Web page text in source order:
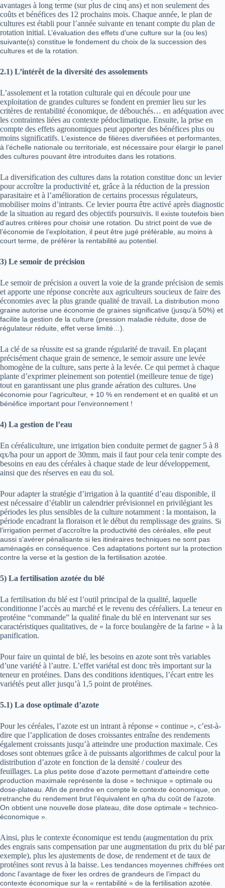
avantages à long terme (sur plus de cinq ans) et non seulement des
coûts et bénéfices des 12 prochains mois. Chaque année, le plan de
cultures est établi pour l’année suivante en tenant compte du plan de
rotation initial. L’évaluation des effets d’une culture sur la (ou les)
suivante(s) constitue le fondement du choix de la succession des
cultures et de la rotation.
2.1) L’intérêt de la diversité des assolements
L’assolement et la rotation culturale qui en découle pour une
exploitation de grandes cultures se fondent en premier lieu sur les
critères de rentabilité économique, de débouchés… en adéquation avec
les contraintes liées au contexte pédoclimatique. Ensuite, la prise en
compte des effets agronomiques peut apporter des bénéfices plus ou
moins significatifs. L’existence de filières diversifiées et performantes,
à l’échelle nationale ou territoriale, est nécessaire pour élargir le panel
des cultures pouvant être introduites dans les rotations.
La diversification des cultures dans la rotation constitue donc un levier
pour accroître la productivité et, grâce à la réduction de la pression
parasitaire et à l’amélioration de certains processus régulateurs,
mobiliser moins d’intrants. Ce levier pourra être activé après diagnostic
de la situation au regard des objectifs poursuivis. Il existe toutefois bien
d’autres critères pour choisir une rotation. Du strict point de vue de
l’économie de l’exploitation, il peut être jugé préférable, au moins à
court terme, de préférer la rentabilité au potentiel.
3) Le semoir de précision
Le semoir de précision a ouvert la voie de la grande précision de semis
et apporte une réponse concrète aux agriculteurs soucieux de faire des
économies avec la plus grande qualité de travail. La distribution mono
graine autorise une économie de graines significative (jusqu’à 50%) et
facilite la gestion de la culture (pression maladie réduite, dose de
régulateur réduite, effet verse limité…).
La clé de sa réussite est sa grande régularité de travail. En plaçant
précisément chaque grain de semence, le semoir assure une levée
homogène de la culture, sans perte à la levée. Ce qui permet à chaque
plante d’exprimer pleinement son potentiel (meilleure tenue de tige)
tout en garantissant une plus grande aération des cultures. Une
économie pour l’agriculteur, + 10 % en rendement et en qualité et un
bénéfice important pour l’environnement !
4) La gestion de l’eau
En céréaliculture, une irrigation bien conduite permet de gagner 5 à 8
qx/ha pour un apport de 30mm, mais il faut pour cela tenir compte des
besoins en eau des céréales à chaque stade de leur développement,
ainsi que des réserves en eau du sol.
Pour adapter la stratégie d’irrigation à la quantité d’eau disponible, il
est nécessaire d’établir un calendrier prévisionnel en privilégiant les
périodes les plus sensibles de la culture notamment : la montaison, la
période encadrant la floraison et le début du remplissage des grains. Si
l’irrigation permet d’accroître la productivité des céréales, elle peut
aussi s’avérer pénalisante si les itinéraires techniques ne sont pas
aménagés en conséquence. Ces adaptations portent sur la protection
contre la verse et la gestion de la fertilisation azotée.
5) La fertilisation azotée du blé
La fertilisation du blé est l’outil principal de la qualité, laquelle
conditionne l’accès au marché et le revenu des céréaliers. La teneur en
protéine “commande” la qualité finale du blé en intervenant sur ses
caractéristiques qualitatives, de « la force boulangère de la farine » à la
panification.
Pour faire un quintal de blé, les besoins en azote sont très variables
d’une variété à l’autre. L’effet variétal est donc très important sur la
teneur en protéines. Dans des conditions identiques, l’écart entre les
variétés peut aller jusqu’à 1,5 point de protéines.
5.1) La dose optimale d’azote
Pour les céréales, l’azote est un intrant à réponse « continue », c’est-à-
dire que l’application de doses croissantes entraîne des rendements
également croissants jusqu’à atteindre une production maximale. Ces
doses sont obtenues grâce à de puissants algorithmes de calcul pour la
distribution d’azote en fonction de la densité / couleur des
feuillages. La plus petite dose d’azote permettant d’atteindre cette
production maximale représente la dose « technique » optimale ou
dose-plateau. Afin de prendre en compte le contexte économique, on
retranche du rendement brut l’équivalent en q/ha du coût de l’azote.
On obtient une nouvelle dose plateau, dite dose optimale « technico-
économique ».
Ainsi, plus le contexte économique est tendu (augmentation du prix
des engrais sans compensation par une augmentation du prix du blé par
exemple), plus les ajustements de dose, de rendement et de taux de
protéines sont revus à la baisse. Les tendances moyennes chiffrées ont
donc l’avantage de fixer les ordres de grandeurs de l’impact du
contexte économique sur la « rentabilité » de la fertilisation azotée.